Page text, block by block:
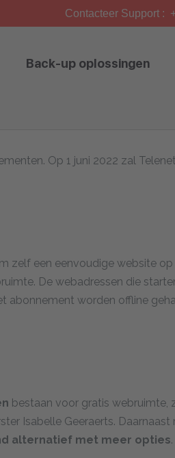
Contacteer Support :
Back-up oplossingen
Op 1 juni 2022 zal
zelf een eenvoudige website
De webadressen die
worden offline
bestaan voor gratis webruimte,
Isabelle Geeraerts.
alternatief met meer opties.